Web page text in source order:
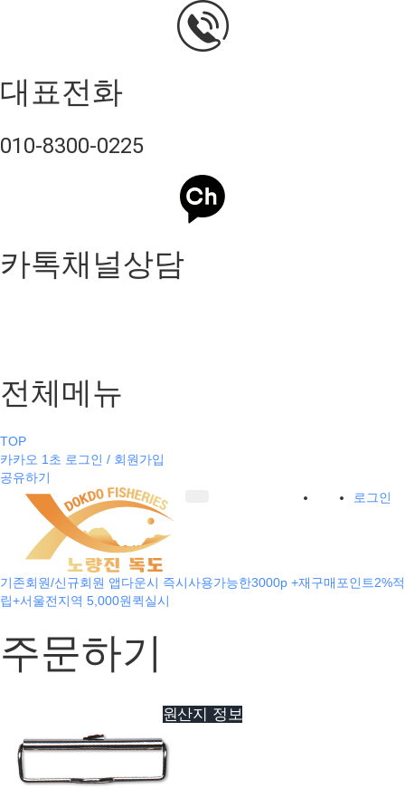
대표전화
010-8300-0225
카톡채널상담
전체메뉴
TOP
카카오 1초 로그인 / 회원가입
공유하기
로그인
기존회원/신규회원 앱다운시 즉시사용가능한3000p +재구매포인트2%적
립+서울전지역 5,000원퀵실시
주문하기
원산지 정보